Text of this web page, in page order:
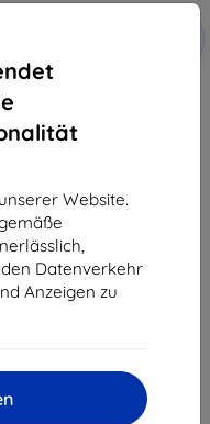
Website.
Datenverkehr
Anzeigen zu
FlexibleGlass Watch Elemnt
Multisport GPS Watch
(5903108515047)
Auf Lager > 5 Stk.
1